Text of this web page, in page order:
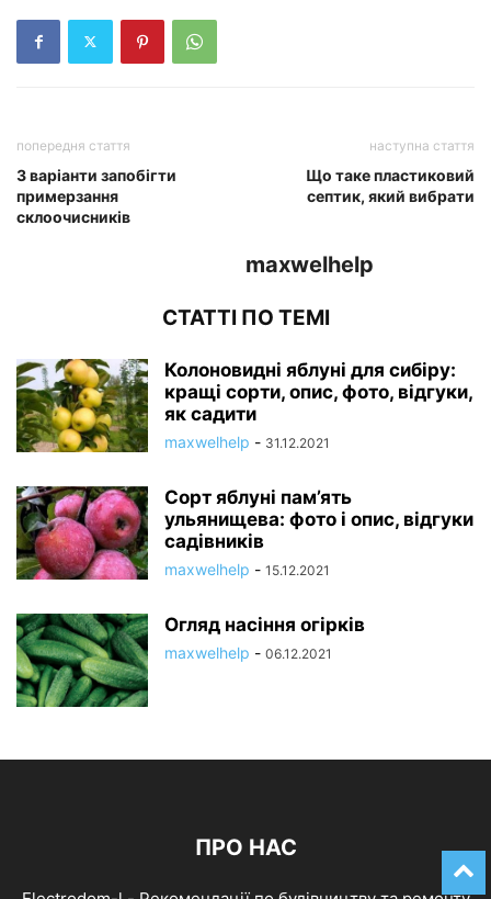
попередня стаття
3 варіанти запобігти
примерзання
склоочисників
наступна стаття
Що таке пластиковий
септик, який вибрати
maxwelhelp
СТАТТІ ПО ТЕМІ
Колоновидні яблуні для сибіру:
кращі сорти, опис, фото, відгуки,
як садити
maxwelhelp - 31.12.2021
Сорт яблуні пам’ять
ульянищева: фото і опис, відгуки
садівників
maxwelhelp - 15.12.2021
Огляд насіння огірків
maxwelhelp - 06.12.2021
ПРО НАС